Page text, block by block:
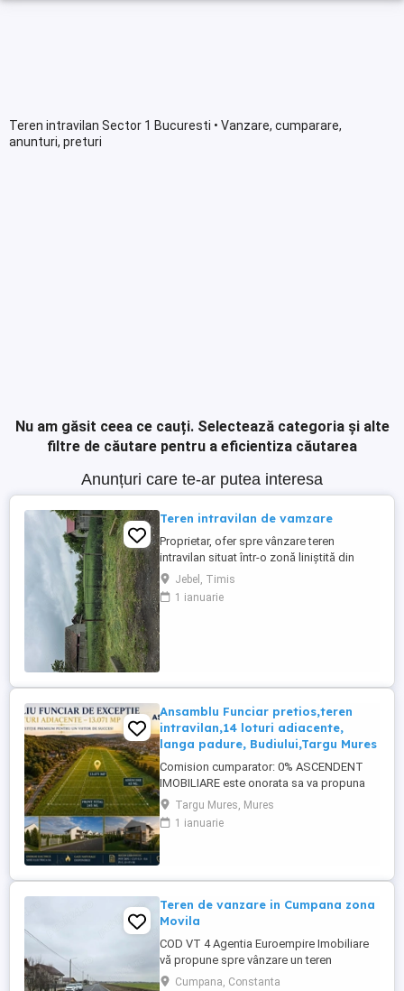
Teren intravilan Sector 1 Bucuresti • Vanzare, cumparare,
anunturi, preturi
Nu am găsit ceea ce cauți. Selectează categoria și alte
filtre de căutare pentru a eficientiza căutarea
Anunțuri care te-ar putea interesa
Teren intravilan de vamzare
Proprietar, ofer spre vânzare teren
intravilan situat într-o zonă liniștită din
localitatea Jebel, județul Timiș. Este o
parcelă ideală pentru construcția unei
case unifamiliale, a unei duplex sau pentru
Jebel, Timis
1 ianuarie
Ansamblu Funciar pretios,teren
intravilan,14 loturi adiacente,
langa padure, Budiului,Targu Mures
Comision cumparator: 0% ASCENDENT
IMOBILIARE este onorata sa va propuna
spre vanzare, in regim de Reprezentare
Exclusiva, un portofoliu funciar remarcabil,
format din 14 loturi adiacente, reunite intr-
una dintre zonele cu ...
Targu Mures, Mures
1 ianuarie
Teren de vanzare in Cumpana zona
Movila
COD VT 4 Agentia Euroempire Imobiliare
vă propune spre vânzare un teren
intravilan construibil în localitatea
Cumpana, Constanta